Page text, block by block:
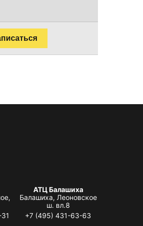
АТЦ Балашиха
Балашиха, Леоновское
ш. вл.8
+7 (495) 431-63-63